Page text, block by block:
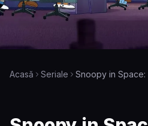
Acasă Seriale Snoopy in